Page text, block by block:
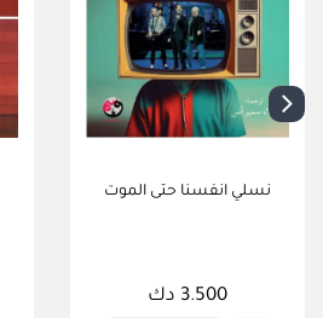
نسلي انفسنا حتى الموت
3.500 دك